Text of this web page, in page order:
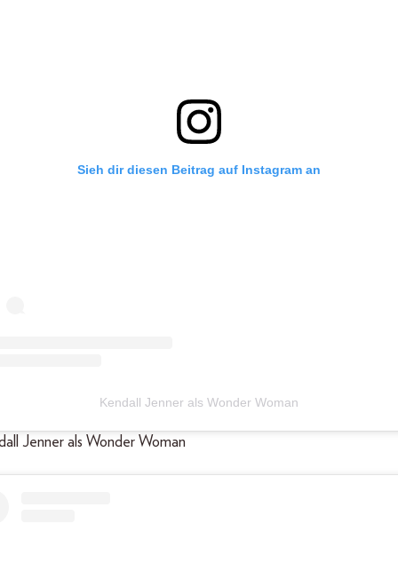
Sieh dir diesen Beitrag auf Instagram an
Kendall Jenner als Wonder Woman
Jenner als Wonder Woman